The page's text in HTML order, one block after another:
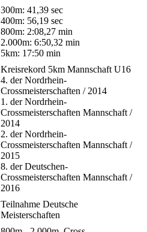
300m: 41,39 sec
400m: 56,19 sec
800m: 2:08,27 min
2.000m: 6:50,32 min
5km: 17:50 min
Kreisrekord 5km Mannschaft U16
4. der Nordrhein-
Crossmeisterschaften / 2014
1. der Nordrhein-
Crossmeisterschaften Mannschaft /
2014
2. der Nordrhein-
Crossmeisterschaften Mannschaft /
2015
8. der Deutschen-
Crossmeisterschaften Mannschaft /
2016
Teilnahme Deutsche
Meisterschaften